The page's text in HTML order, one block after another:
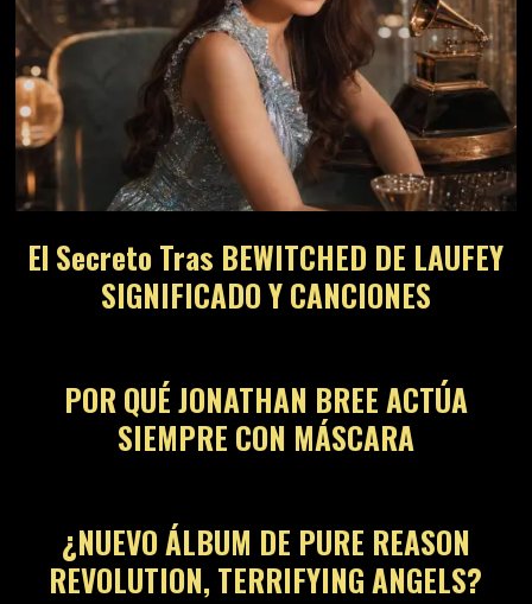
El Secreto Tras BEWITCHED DE LAUFEY
SIGNIFICADO Y CANCIONES
POR QUÉ JONATHAN BREE ACTÚA
SIEMPRE CON MÁSCARA
¿NUEVO ÁLBUM DE PURE REASON
REVOLUTION, TERRIFYING ANGELS?